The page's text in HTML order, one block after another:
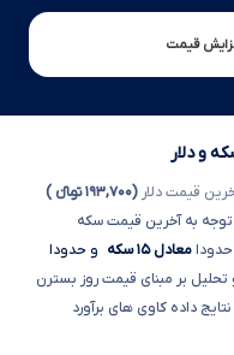
قیمت
قیمت دلار (۱۹۳,۷۰۰ تومانءءء )
توجه به آخرین قیمت سکه
معادل ۱۵ سکه
و حدودا
بر مبنای قیمت روز بسترن
داده کاوی های برآورد